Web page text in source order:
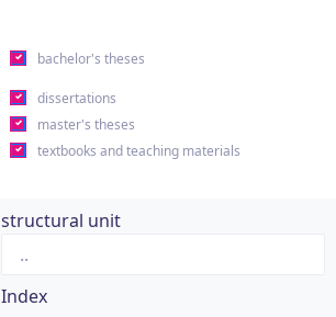
bachelor's theses
dissertations
master's theses
textbooks and teaching materials
structural unit
Index